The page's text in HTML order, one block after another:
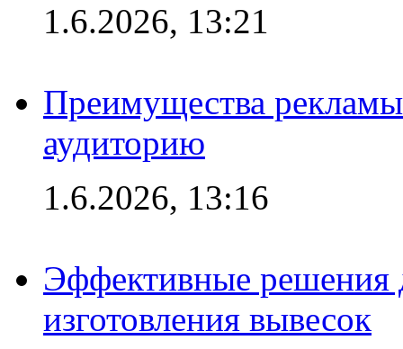
1.6.2026, 13:21
Преимущества
аудиторию
1.6.2026, 13:16
Эффективные решения
изготовления вывесок